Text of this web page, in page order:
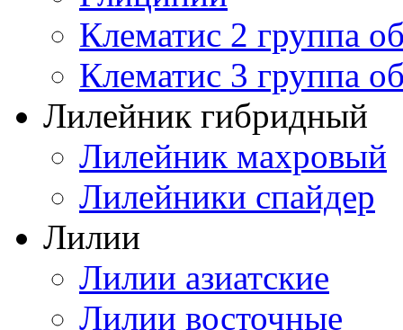
Клематис 2 группа
Клематис 3 группа
Лилейник гибридный
Лилейник махровый
Лилейники спайдер
Лилии
Лилии азиатские
Лилии восточные